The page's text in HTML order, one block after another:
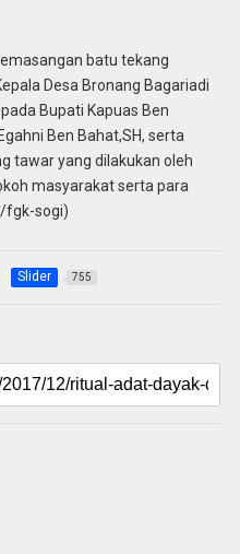
batu tekang
Desa Bronang Bagariadi
Bupati Kapuas Ben
Ben Bahat,SH, serta
tawar yang dilakukan oleh
masyarakat serta para
fgk-sogi)
Slider 755